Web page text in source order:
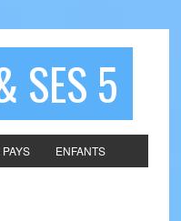
SES 5
PAYS ENFANTS